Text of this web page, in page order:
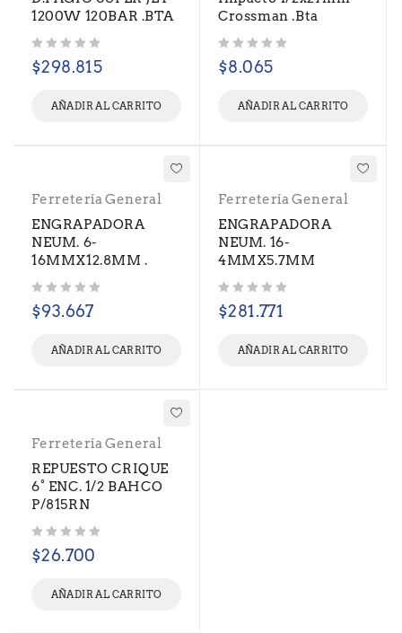
1200W 120BAR .BTA
$298.815
AÑADIR AL CARRITO
Crossman .Bta
$8.065
AÑADIR AL CARRITO
Ferretería General
ENGRAPADORA
NEUM. 6-
16MMX12.8MM .
$93.667
AÑADIR AL CARRITO
Ferretería General
ENGRAPADORA
NEUM. 16-
4MMX5.7MM
$281.771
AÑADIR AL CARRITO
Ferretería General
REPUESTO CRIQUE
6° ENC. 1/2 BAHCO
P/815RN
$26.700
AÑADIR AL CARRITO